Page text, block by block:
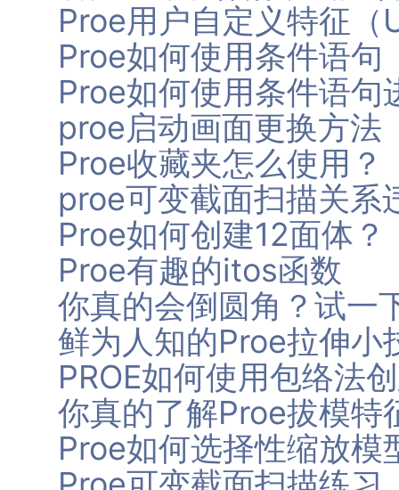
Proe用户自定义特征（
Proe如何使用条件语句
Proe如何使用条件语句
proe启动画面更换方法
Proe收藏夹怎么使用？
proe可变截面扫描关系
Proe如何创建12面体？
Proe有趣的itos函数
你真的会倒圆角？试一
鲜为人知的Proe拉伸小
PROE如何使用包络法
你真的了解Proe拔模特
Proe如何选择性缩放模